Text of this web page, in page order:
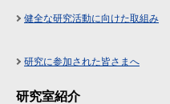
健全な研究活動に向けた取組み
研究に参加された皆さまへ
研究室紹介